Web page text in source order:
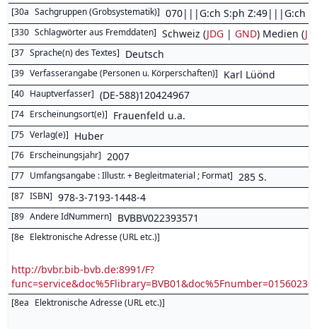
[30a Sachgruppen (Grobsystematik)] 070|||G:ch S:ph Z:49|||G:ch
[330 Schlagwörter aus Fremddaten] Schweiz (JDG | GND) Medien (
[37 Sprache(n) des Textes] Deutsch
[39 Verfasserangabe (Personen u. Körperschaften)] Karl Lüönd
[40 Hauptverfasser] (DE-588)120424967
[74 Erscheinungsort(e)] Frauenfeld u.a.
[75 Verlag(e)] Huber
[76 Erscheinungsjahr] 2007
[77 Umfangsangabe : Illustr. + Begleitmaterial ; Format] 285 S.
[87 ISBN] 978-3-7193-1448-4
[89 Andere IdNummern] BVBBV022393571
[8e Elektronische Adresse (URL etc.)]
http://bvbr.bib-bvb.de:8991/F?
[8ea Elektronische Adresse (URL etc.)]